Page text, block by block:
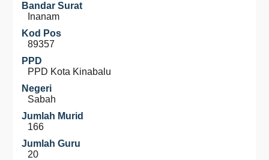
Bandar Surat
Inanam
Kod Pos
89357
PPD
PPD Kota Kinabalu
Negeri
Sabah
Jumlah Murid
166
Jumlah Guru
20